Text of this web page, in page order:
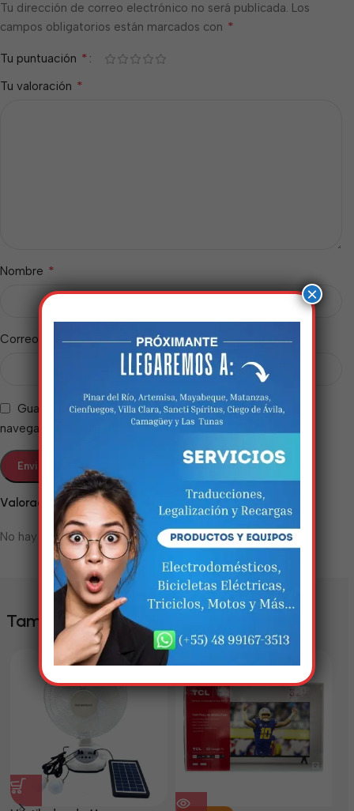
Valoraciones
No hay valoraciones aún.
Tu dirección de correo electrónico no será publicada. Los
campos obligatorios están marcados con *
Tu puntuación *
Tu valoración *
Nombre *
Correo electrónico*
Guarda mi nombre, correo electrónico y web en este
navegador para la próxima vez que comente.
También te puede interesar
×
Estamos trabalhando
nisso!
Em breve, esta página estará
disponível com novidades
incríveis. Agradecemos pela
paciência e compreensão.